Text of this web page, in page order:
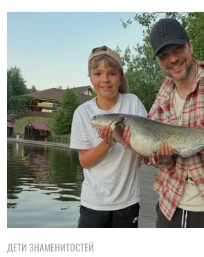
ДЕТИ ЗНАМЕНИТОСТЕЙ